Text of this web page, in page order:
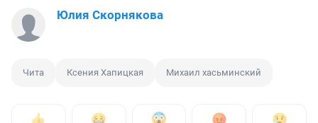
Юлия Скорнякова
Чита Ксения Хапицкая Михаил хасьминский